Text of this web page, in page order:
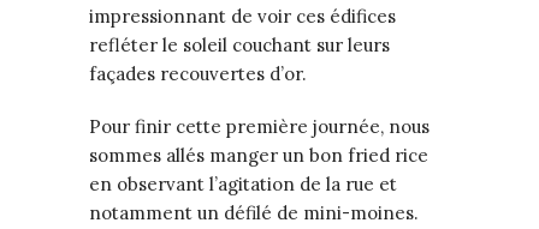
impressionnant de voir ces édifices
refléter le soleil couchant sur leurs
façades recouvertes d’or.
Pour finir cette première journée, nous
sommes allés manger un bon fried rice
en observant l’agitation de la rue et
notamment un défilé de mini-moines.